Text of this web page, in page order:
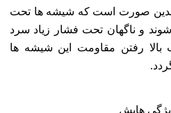
بدین صورت است که شیشه ها تحت
و ناگهان تحت فشار زیاد سرد
رفتن مقاومت این شیشه ها
هایش